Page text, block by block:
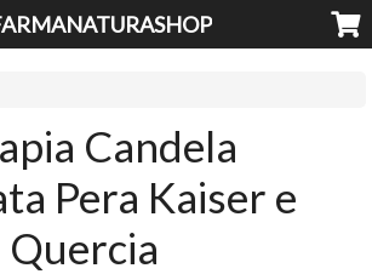
Candela
Pera Kaiser e
Quercia